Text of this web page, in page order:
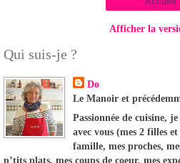
Afficher la
Qui suis-je ?
Do
Le Manoir et
Passionnée de cuisine,
avec vous (mes 2 filles
famille, mes proches,
p’tits plats, mes coups de coeur, mes